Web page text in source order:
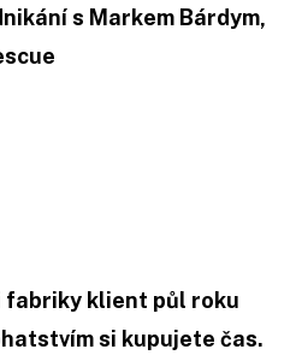
s Markem Bárdym,
fabriky klient půl roku
si kupujete čas.